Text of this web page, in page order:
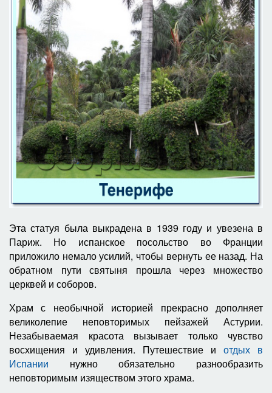
Эта статуя была выкрадена в 1939 году и увезена в
Париж. Но испанское посольство во Франции
приложило немало усилий, чтобы вернуть ее назад. На
обратном пути святыня прошла через множество
церквей и соборов.
Храм с необычной историей прекрасно дополняет
великолепие неповторимых пейзажей Астурии.
Незабываемая красота вызывает только чувство
восхищения и удивления. Путешествие и отдых в
Испании нужно обязательно разнообразить
неповторимым изяществом этого храма.